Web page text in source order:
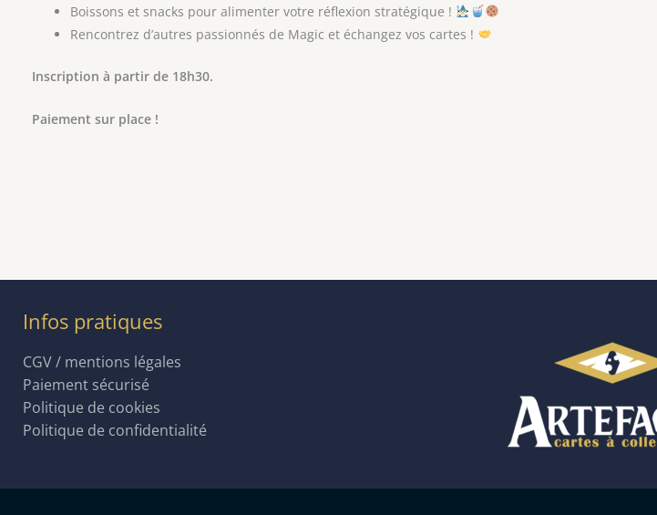
Boissons et snacks pour alimenter votre réflexion stratégique !
Rencontrez d’autres passionnés de Magic et échangez vos cartes !
Inscription à partir de 18h30.
Paiement sur place !
Infos pratiques
CGV / mentions légales
Paiement sécurisé
Politique de cookies
Politique de confidentialité